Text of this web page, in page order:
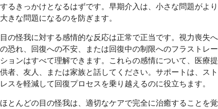
するきっかけとなるはずです。早期介入は、小さな問題がより
大きな問題になるのを防ぎます。
目の怪我に対する感情的な反応は正常で正当です。視力喪失へ
の恐れ、回復への不安、または回復中の制限へのフラストレー
ションはすべて理解できます。これらの感情について、医療提
供者、友人、または家族と話してください。サポートは、スト
レスを軽減して回復プロセスを乗り越えるのに役立ちます。
ほとんどの目の怪我は、適切なケアで完全に治癒することを覚